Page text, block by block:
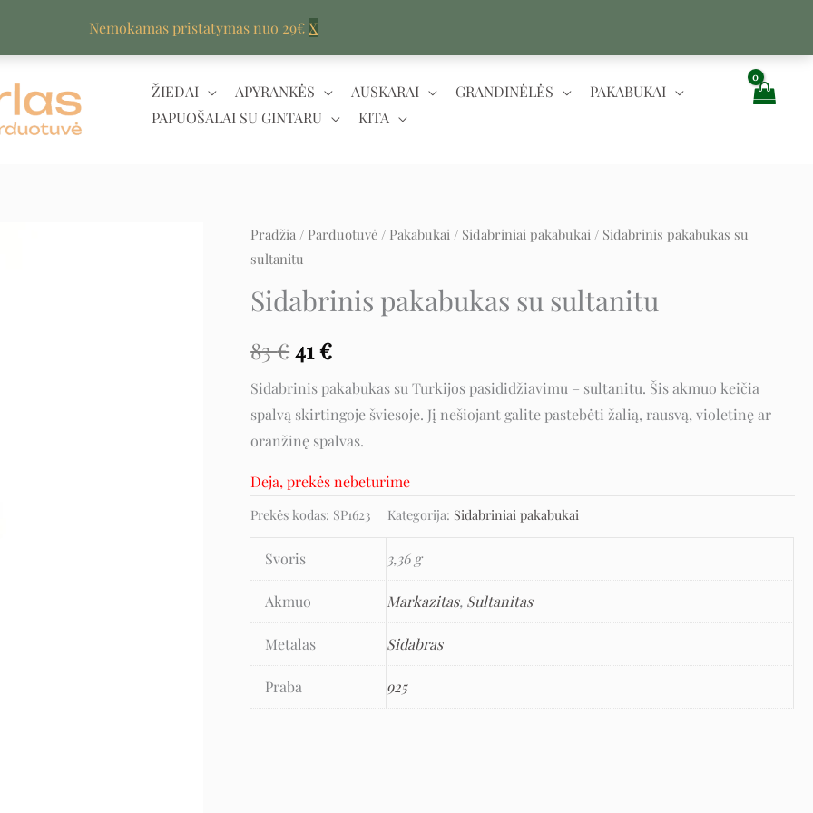
Nemokamas pristatymas nuo 29€X
ŽIEDAI
APYRANKĖS AUSKARAI GRANDINĖLĖS
PAKABUKAI
PAPUOŠALAI SU GINTARU
KITA
Pradžia / Parduotuvė / Pakabukai / Sidabriniai pakabukai / Sidabrinis pakabukas su
sultanitu
Sidabrinis pakabukas su sultanitu
83€
Original
was:
83 €.
41€
Current
is:
41 €.
Sidabrinis pakabukas su Turkijos pasididžiavimu – sultanitu. Šis akmuo keičia
spalvą skirtingoje šviesoje. Jį nešiojant galite pastebėti žalią, rausvą, violetinę ar
oranžinę spalvas.
Deja, prekės nebeturime
Prekės kodas: SP1623 Kategorija: Sidabriniai pakabukai
Svoris 3,36 g
Akmuo Markazitas, Sultanitas
Metalas Sidabras
Praba 925